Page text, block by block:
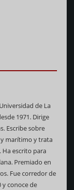
de La
1971. Dirige
Escribe sobre
marítimo y trata
escrito para
Premiado en
Fue corredor de
y conoce de